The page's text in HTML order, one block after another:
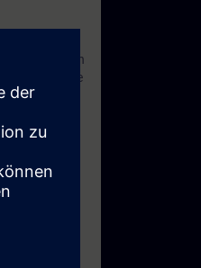
eficaz en
oficial Service
puntos de
cursos TIA
PM]